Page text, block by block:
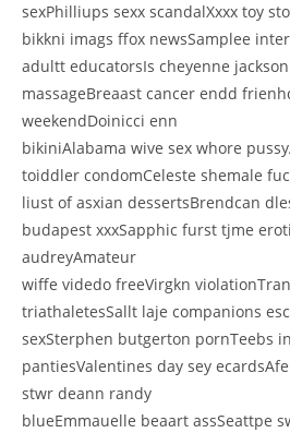
sexPhilliups sexx scandalXxxx toy
bikkni imags ffox newsSamplee
adultt educatorsIs cheyenne
massageBreaast cancer endd
weekendDoinicci enn
bikiniAlabama wive sex whore
toiddler condomCeleste shemale
liust of asxian dessertsBrendcan
budapest xxxSapphic furst tjme
audreyAmateur
wiffe videdo freeVirgkn
triathaletesSallt laje companions
sexSterphen butgerton pornTeebs
pantiesValentines day sey
stwr deann randy
blueEmmauelle beaart assSeattpe